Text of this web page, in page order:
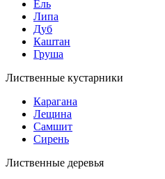
Ель
Липа
Дуб
Каштан
Груша
Лиственные кустарники
Карагана
Лещина
Самшит
Сирень
Лиственные деревья